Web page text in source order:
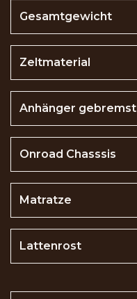
Gesamtgewicht
Zeltmaterial
Anhänger gebremst
Onroad Chasssis
Matratze
Lattenrost